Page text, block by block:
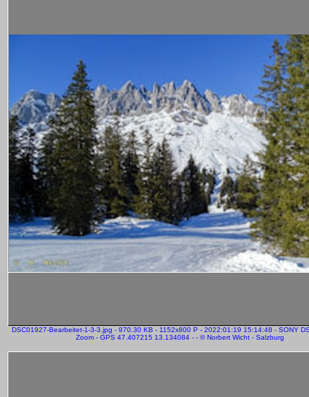
DSC01927-Bearbeitet-1-3-3.jpg - 970.30 KB - 1152x800 P - 2022:01:19 15:14:48 - SONY
Zoom - GPS 47.407215 13.134084 - - © Norbert Wicht - Salzburg